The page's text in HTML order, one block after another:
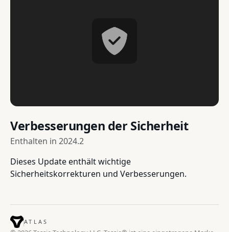
Verbesserungen der Sicherheit
Enthalten in 2024.2
Dieses Update enthält wichtige
Sicherheitskorrekturen und Verbesserungen.
ATLAS